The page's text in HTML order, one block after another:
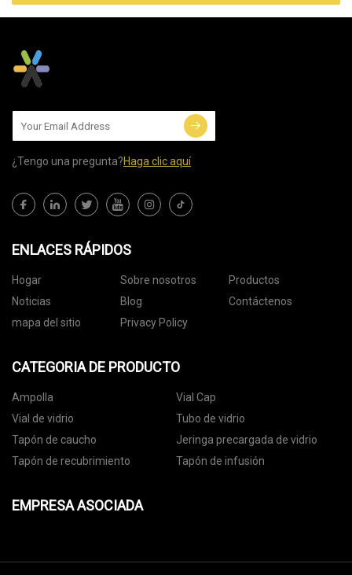
¿Tengo una pregunta?Haga clic aquí
ENLACES RÁPIDOS
Hogar Sobre nosotros
Productos
Noticias
Blog
Contáctenos
mapa del sitio
Privacy Policy
CATEGORIA DE PRODUCTO
Ampolla
Vial Cap
Vial de vidrio
Tubo de vidrio
Tapón de caucho
Jeringa precargada de vidrio
Tapón de recubrimiento
Tapón de infusión
EMPRESA ASOCIADA